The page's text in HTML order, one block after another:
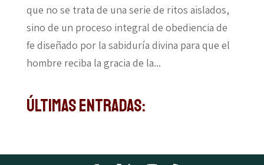
que no se trata de una serie de ritos aislados,
sino de un proceso integral de obediencia de
fe diseñado por la sabiduría divina para que el
hombre reciba la gracia de la...
Últimas Entradas: